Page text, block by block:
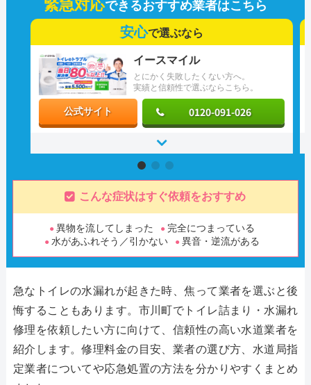
緊急対応できるおすすめ業者はこちら
安心で選ぶなら
とにかく失敗したくない方へ。
実績と信頼性で選ぶならこちら。
イースマイル
公式サイト 0120-091-026
こんな症状はすぐ依頼をおすすめ
異物を流してしまった
完全につまっている
水があふれそう／引かない
異音・逆流がある
急なトイレの水漏れが起きた時、焦って業者を選ぶと後
悔することもあります。市川町でトイレ詰まり・水漏れ
修理を依頼したい方に向けて、信頼性の高い水道業者を
紹介します。修理料金の目安、業者の選び方、水道局指
定業者についてや応急処置の方法を分かりやすくまとめ